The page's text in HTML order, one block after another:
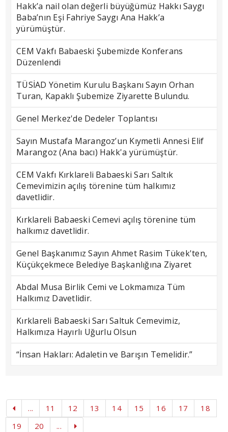
Hakk’a nail olan değerli büyüğümüz Hakkı Saygı
Baba’nın Eşi Fahriye Saygı Ana Hakk’a
yürümüştür.
CEM Vakfı Babaeski Şubemizde Konferans
Düzenlendi
TÜSİAD Yönetim Kurulu Başkanı Sayın Orhan
Turan, Kapaklı Şubemize Ziyarette Bulundu.
Genel Merkez'de Dedeler Toplantısı
Sayın Mustafa Marangoz’un Kıymetli Annesi Elif
Marangoz (Ana bacı) Hakk'a yürümüştür.
CEM Vakfı Kırklareli Babaeski Sarı Saltık
Cemevimizin açılış törenine tüm halkımız
davetlidir.
Kırklareli Babaeski Cemevi açılış törenine tüm
halkımız davetlidir.
Genel Başkanımız Sayın Ahmet Rasim Tükek'ten,
Küçükçekmece Belediye Başkanlığına Ziyaret
Abdal Musa Birlik Cemi ve Lokmamıza Tüm
Halkımız Davetlidir.
Kırklareli Babaeski Sarı Saltuk Cemevimiz,
Halkımıza Hayırlı Uğurlu Olsun
“İnsan Hakları: Adaletin ve Barışın Temelidir.”
... 11 12 13 14 15 16 17
18
19
20 ...